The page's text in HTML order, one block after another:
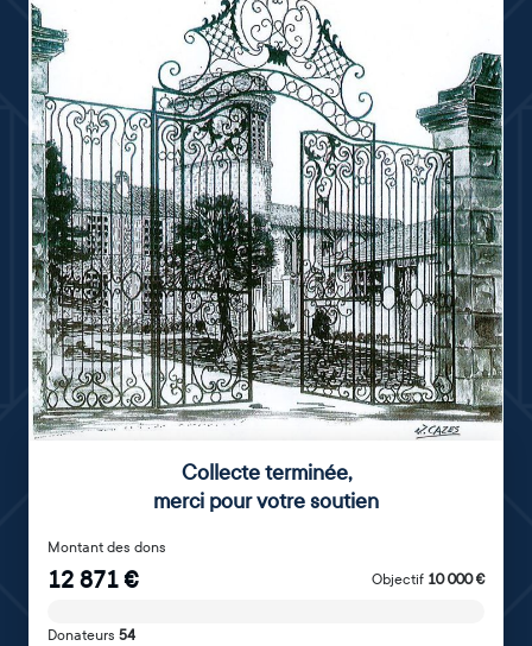
Collecte terminée,
merci pour votre soutien
Montant des dons
12 871€ Objectif 10 000€
Donateurs 54